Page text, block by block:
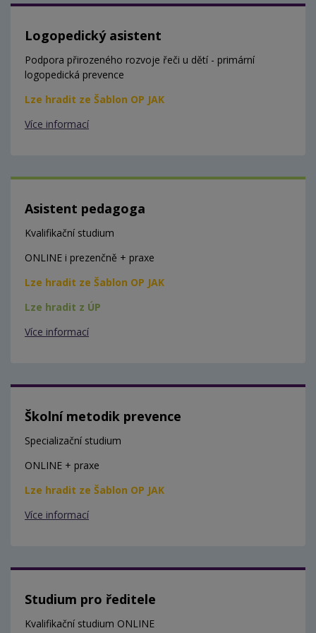
Logopedický asistent
Podpora přirozeného rozvoje řeči u dětí - primární
logopedická prevence
Lze hradit ze Šablon OP JAK
Více informací
Asistent pedagoga
Kvalifikační studium
ONLINE i prezenčně + praxe
Lze hradit ze Šablon OP JAK
Lze hradit z ÚP
Více informací
Školní metodik prevence
Specializační studium
ONLINE + praxe
Lze hradit ze Šablon OP JAK
Více informací
Studium pro ředitele
Kvalifikační studium ONLINE